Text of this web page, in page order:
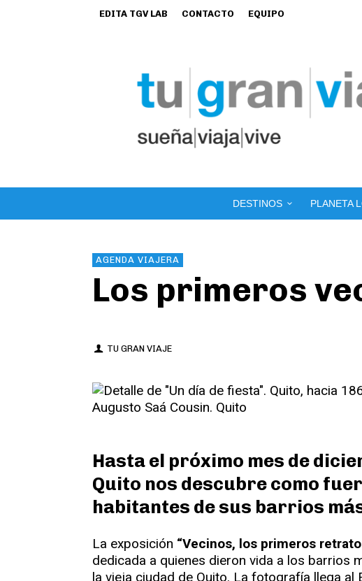
EDITA TGV LAB CONTACTO EQUIPO
DESTINOS PLANETA
AGENDA VIAJERA
Los primeros
TU GRAN VIAJE
Hasta el próximo mes de
Quito nos descubre como
habitantes de sus barrios
La exposición “Vecinos, los primeros
dedicada a quienes dieron vida a los barrios
la vieja ciudad de Quito. La fotografía llega